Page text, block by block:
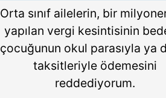
Orta sınıf ailelerin, bir
yapılan vergi kesintisinin
çocuğunun okul parasıyla ya
taksitleriyle ödemesini
reddediyorum.